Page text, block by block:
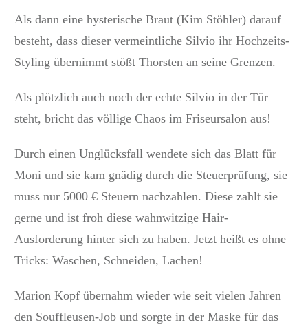
Als dann eine hysterische Braut (Kim Stöhler) darauf
besteht, dass dieser vermeintliche Silvio ihr Hochzeits-
Styling übernimmt stößt Thorsten an seine Grenzen.
Als plötzlich auch noch der echte Silvio in der Tür
steht, bricht das völlige Chaos im Friseursalon aus!
Durch einen Unglücksfall wendete sich das Blatt für
Moni und sie kam gnädig durch die Steuerprüfung, sie
muss nur 5000 € Steuern nachzahlen. Diese zahlt sie
gerne und ist froh diese wahnwitzige Hair-
Ausforderung hinter sich zu haben. Jetzt heißt es ohne
Tricks: Waschen, Schneiden, Lachen!
Marion Kopf übernahm wieder wie seit vielen Jahren
den Souffleusen-Job und sorgte in der Maske für das